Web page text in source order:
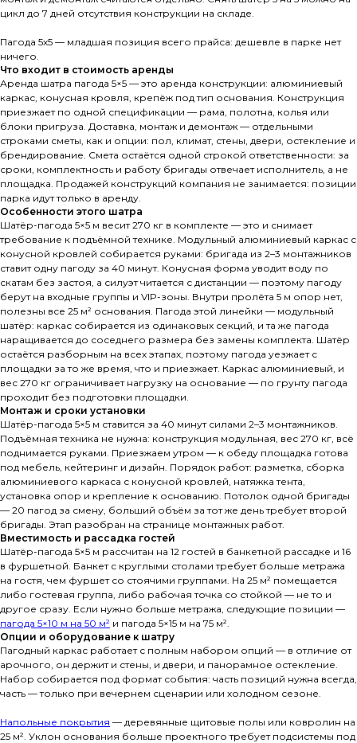
цикл до 7 дней отсутствия конструкции на складе.
Пагода 5х5 — младшая позиция всего прайса: дешевле в парке нет
ничего.
Что входит в стоимость аренды
Аренда шатра пагода 5×5 — это аренда конструкции: алюминиевый
каркас, конусная кровля, крепёж под тип основания. Конструкция
приезжает по одной спецификации — рама, полотна, колья или
блоки пригруза. Доставка, монтаж и демонтаж — отдельными
строками сметы, как и опции: пол, климат, стены, двери, остекление и
брендирование. Смета остаётся одной строкой ответственности: за
сроки, комплектность и работу бригады отвечает исполнитель, а не
площадка. Продажей конструкций компания не занимается: позиции
парка идут только в аренду.
Особенности этого шатра
Шатёр-пагода 5×5 м весит 270 кг в комплекте — это и снимает
требование к подъёмной технике. Модульный алюминиевый каркас с
конусной кровлей собирается руками: бригада из 2–3 монтажников
ставит одну пагоду за 40 минут. Конусная форма уводит воду по
скатам без застоя, а силуэт читается с дистанции — поэтому пагоду
берут на входные группы и VIP-зоны. Внутри пролёта 5 м опор нет,
полезны все 25 м² основания. Пагода этой линейки — модульный
шатёр: каркас собирается из одинаковых секций, и та же пагода
наращивается до соседнего размера без замены комплекта. Шатёр
остаётся разборным на всех этапах, поэтому пагода уезжает с
площадки за то же время, что и приезжает. Каркас алюминиевый, и
вес 270 кг ограничивает нагрузку на основание — по грунту пагода
проходит без подготовки площадки.
Монтаж и сроки установки
Шатёр-пагода 5×5 м ставится за 40 минут силами 2–3 монтажников.
Подъёмная техника не нужна: конструкция модульная, вес 270 кг, всё
поднимается руками. Приезжаем утром — к обеду площадка готова
под мебель, кейтеринг и дизайн. Порядок работ: разметка, сборка
алюминиевого каркаса с конусной кровлей, натяжка тента,
установка опор и крепление к основанию. Потолок одной бригады
— 20 пагод за смену, больший объём за тот же день требует второй
бригады. Этап разобран на странице монтажных работ.
Вместимость и рассадка гостей
Шатёр-пагода 5×5 м рассчитан на 12 гостей в банкетной рассадке и 16
в фуршетной. Банкет с круглыми столами требует больше метража
на гостя, чем фуршет со стоячими группами. На 25 м² помещается
либо гостевая группа, либо рабочая точка со стойкой — не то и
другое сразу. Если нужно больше метража, следующие позиции —
пагода 5×10 м на 50 м² и пагода 5×15 м на 75 м².
Опции и оборудование к шатру
Пагодный каркас работает с полным набором опций — в отличие от
арочного, он держит и стены, и двери, и панорамное остекление.
Набор собирается под формат события: часть позиций нужна всегда,
часть — только при вечернем сценарии или холодном сезоне.
Напольные покрытия — деревянные щитовые полы или ковролин на
25 м². Уклон основания больше проектного требует подсистемы под